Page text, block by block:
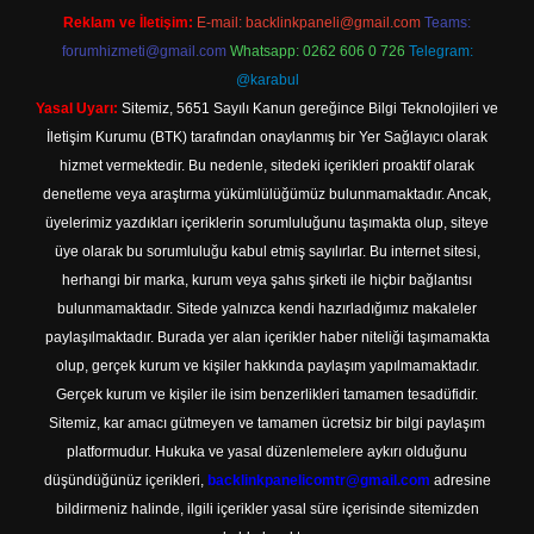
Reklam ve İletişim: E-mail: backlinkpaneli@gmail.com Teams:
forumhizmeti@gmail.com Whatsapp: 0262 606 0 726 Telegram:
@karabul
Yasal Uyarı: Sitemiz, 5651 Sayılı Kanun gereğince Bilgi Teknolojileri ve
İletişim Kurumu (BTK) tarafından onaylanmış bir Yer Sağlayıcı olarak
hizmet vermektedir. Bu nedenle, sitedeki içerikleri proaktif olarak
denetleme veya araştırma yükümlülüğümüz bulunmamaktadır. Ancak,
üyelerimiz yazdıkları içeriklerin sorumluluğunu taşımakta olup, siteye
üye olarak bu sorumluluğu kabul etmiş sayılırlar. Bu internet sitesi,
herhangi bir marka, kurum veya şahıs şirketi ile hiçbir bağlantısı
bulunmamaktadır. Sitede yalnızca kendi hazırladığımız makaleler
paylaşılmaktadır. Burada yer alan içerikler haber niteliği taşımamakta
olup, gerçek kurum ve kişiler hakkında paylaşım yapılmamaktadır.
Gerçek kurum ve kişiler ile isim benzerlikleri tamamen tesadüfidir.
Sitemiz, kar amacı gütmeyen ve tamamen ücretsiz bir bilgi paylaşım
platformudur. Hukuka ve yasal düzenlemelere aykırı olduğunu
düşündüğünüz içerikleri, backlinkpanelicomtr@gmail.com adresine
bildirmeniz halinde, ilgili içerikler yasal süre içerisinde sitemizden